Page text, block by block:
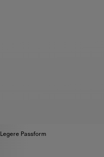
Legere Passform